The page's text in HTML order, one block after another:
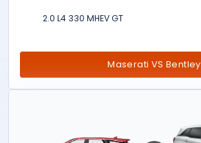
2.0 L4 330 MHEV GT
Maserati VS Bentley